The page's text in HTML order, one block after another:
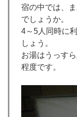
宿の中では、
でしょうか。
4～5人同時に
しょう。
お湯はうっす
程度です。